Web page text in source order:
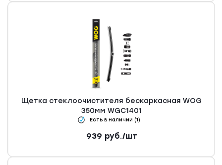
Щетка стеклоочистителя бескаркасная WOG
350мм WGC1401
Есть в наличии (1)
939 руб./шт